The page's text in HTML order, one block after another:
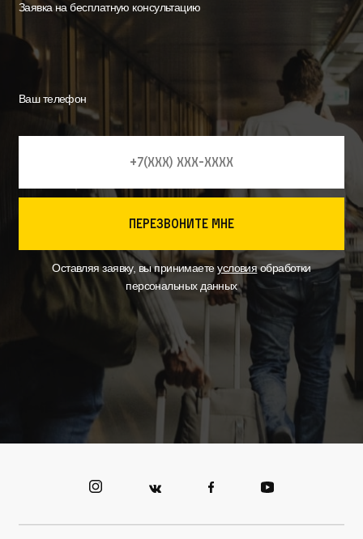
Заявка на бесплатную консультацию
Ваш телефон
перезвоните мне
Оставляя заявку, вы принимаетеусловияобработки
персональных данных